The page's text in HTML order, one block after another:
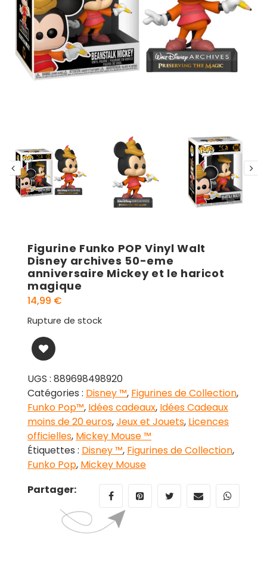
Figurine Funko POP Vinyl Walt
Disney archives 50-eme
anniversaire Mickey et le haricot
magique
14,99 €
Rupture de stock
UGS : 889698498920
Catégories : Disney ™, Figurines de Collection,
Funko Pop™, Idées cadeaux, Idées Cadeaux
moins de 20 euros,Jeux et Jouets, Licences
officielles, Mickey Mouse ™
Étiquettes : Disney ™, Figurines de Collection,
Funko Pop, Mickey Mouse
Partager: